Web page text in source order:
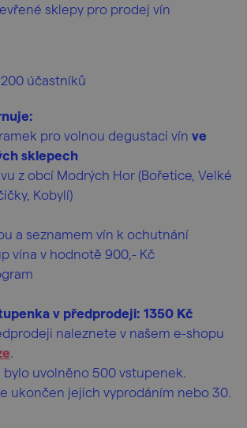
sklepy pro prodej vín
účastníků
pro volnou degustaci vín ve
sklepech
z obcí Modrých Hor (Bořetice, Velké
Kobylí)
a seznamem vín k ochutnání
vína v hodnotě 900,- Kč
v předprodeji: 1350 Kč
naleznete v našem e-shopu
.
uvolněno 500 vstupenek.
ukončen jejich vyprodáním nebo 30.